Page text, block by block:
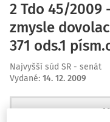
2 Tdo 45/2009
zmysle
371 ods.1
Najvyšší súd SR - senát
Vydané: 14. 12. 2009